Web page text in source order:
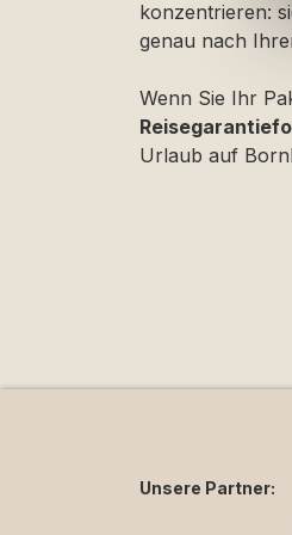
konzentrieren:
genau nach
Wenn Sie Ihr
Urlaub auf
Unsere Partner: